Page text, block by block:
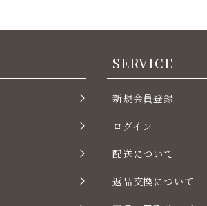
SERVICE
新規会員登録
ログイン
配送について
返品交換について